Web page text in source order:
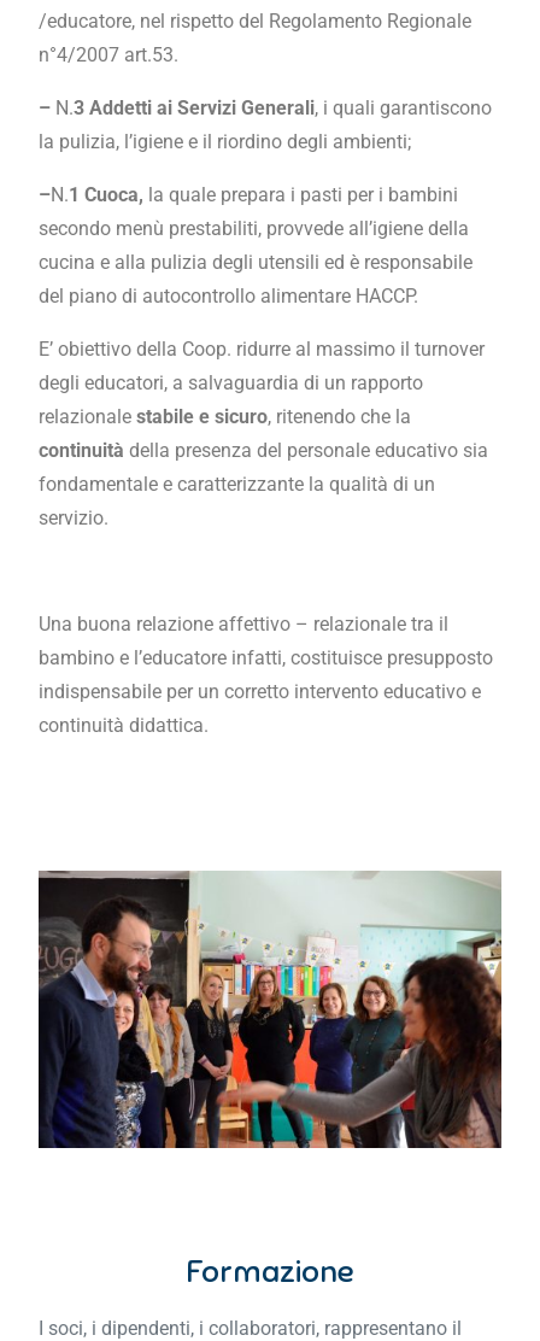
/educatore, nel rispetto del Regolamento Regionale
n°4/2007 art.53.
– N.3 Addetti ai Servizi Generali, i quali garantiscono
la pulizia, l’igiene e il riordino degli ambienti;
–N.1 Cuoca, la quale prepara i pasti per i bambini
secondo menù prestabiliti, provvede all’igiene della
cucina e alla pulizia degli utensili ed è responsabile
del piano di autocontrollo alimentare HACCP.
E’ obiettivo della Coop. ridurre al massimo il turnover
degli educatori, a salvaguardia di un rapporto
relazionalestabile e sicuro, ritenendo che la
continuità della presenza del personale educativo sia
fondamentale e caratterizzante la qualità di un
servizio.
Una buona relazione affettivo – relazionale tra il
bambino e l’educatore infatti, costituisce presupposto
indispensabile per un corretto intervento educativo e
continuità didattica.
Formazione
I soci, i dipendenti, i collaboratori, rappresentano il